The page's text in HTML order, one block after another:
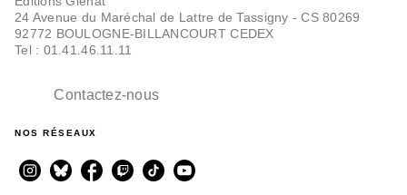
24 Avenue du Maréchal de Lattre de Tassigny - CS 80269
92772 BOULOGNE-BILLANCOURT CEDEX
Tel : 01.41.46.11.11
Contactez-nous
NOS RÉSEAUX